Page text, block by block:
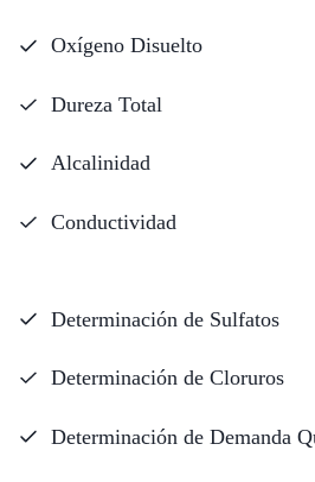
Oxígeno Disuelto
Dureza Total
Alcalinidad
Conductividad
Determinación de Sulfatos
Determinación de Cloruros
Determinación de Demanda